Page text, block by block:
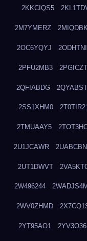
2KKCIQS5
2M7YMERZ
2OC6YQYJ
2PFU2MB3
2QFIABDG
2SS1XHM0
2TMUAAY5
2U1JCAWR
2UT1DWVT
2W496244 2WADJS4M
2WV0ZHMD
2YT95AO1